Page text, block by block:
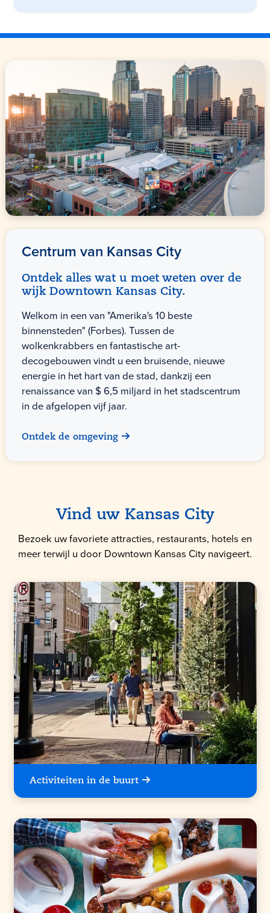
Centrum van Kansas City
Ontdek alles wat u moet weten over de
wijk Downtown Kansas City.
Welkom in een van "Amerika's 10 beste
binnensteden" (Forbes). Tussen de
wolkenkrabbers en fantastische art-
decogebouwen vindt u een bruisende, nieuwe
energie in het hart van de stad, dankzij een
renaissance van $ 6,5 miljard in het stadscentrum
in de afgelopen vijf jaar.
Ontdek de omgeving
Vind uw Kansas City
Bezoek uw favoriete attracties, restaurants, hotels en
meer terwijl u door Downtown Kansas City navigeert.
Activiteiten in de buurt